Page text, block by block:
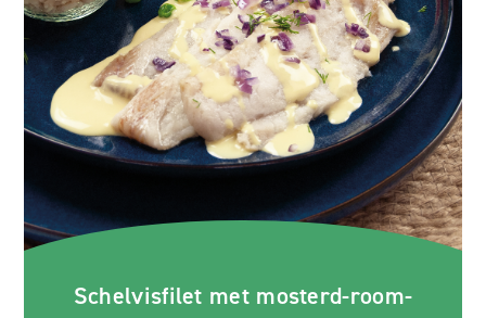
Schelvisfilet met mosterd-room-